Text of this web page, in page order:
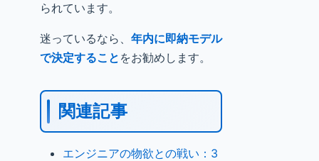
られています。
迷っているなら、 年内に即納モデル
で決定すること をお勧めします。
関連記事
エンジニアの物欲との戦い：3